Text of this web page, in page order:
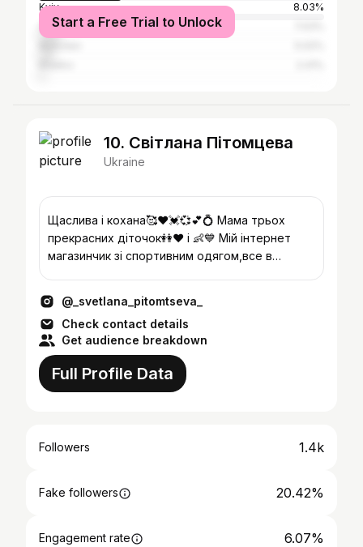
Kyiv
8.03%
Odesa
Start a Free Trial to Unlock
10. Світлана Пітомцева
Ukraine
Щаслива і кохана🥰❤️💓💞💕💍 Мама трьох
прекрасних діточок👭❤️ і 👶💙 Мій інтернет
магазинчик зі спортивним одягом,все в
@_svetlana_pitomtseva_
Check contact details
Get audience breakdown
Full Profile Data
Followers 1.4k
Fake followers 20.42%
Engagement rate 6.07%